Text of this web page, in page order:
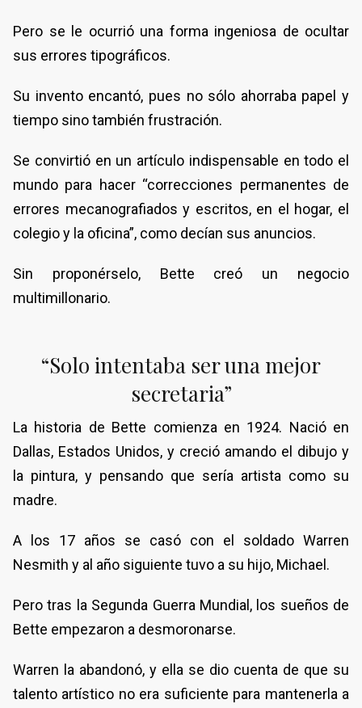
Pero se le ocurrió una forma ingeniosa de ocultar
sus errores tipográficos.
Su invento encantó, pues no sólo ahorraba papel y
tiempo sino también frustración.
Se convirtió en un artículo indispensable en todo el
mundo para hacer “correcciones permanentes de
errores mecanografiados y escritos, en el hogar, el
colegio y la oficina”, como decían sus anuncios.
Sin proponérselo, Bette creó un negocio
multimillonario.
“Solo intentaba ser una mejor
secretaria”
La historia de Bette comienza en 1924. Nació en
Dallas, Estados Unidos, y creció amando el dibujo y
la pintura, y pensando que sería artista como su
madre.
A los 17 años se casó con el soldado Warren
Nesmith y al año siguiente tuvo a su hijo, Michael.
Pero tras la Segunda Guerra Mundial, los sueños de
Bette empezaron a desmoronarse.
Warren la abandonó, y ella se dio cuenta de que su
talento artístico no era suficiente para mantenerla a